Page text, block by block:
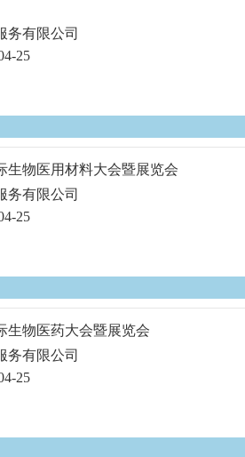
务有限公司
25
生物医用材料大会暨展览会
务有限公司
25
生物医药大会暨展览会
务有限公司
25